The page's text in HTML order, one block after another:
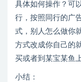
具体如何操作？可
行，按照同行的广
式，别人怎么做你
方式改成你自己的
买或者到某宝某鱼
小结：